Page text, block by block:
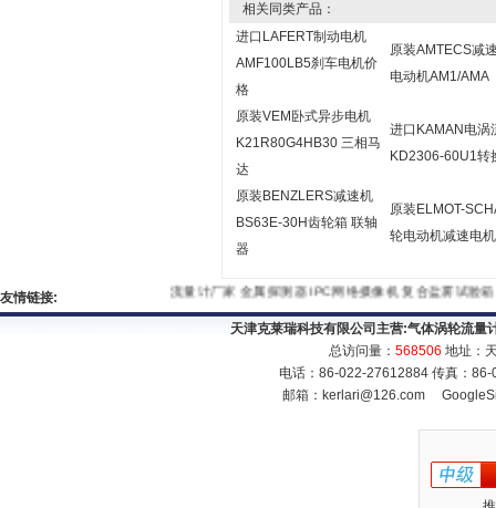
相关同类产品：
进口LAFERT制动电机
AMF100LB5刹车电机价
格
原装AMTECS减
电动机AM1/AMA
原装VEM卧式异步电机
K21R80G4HB30 三相马
达
进口KAMAN电涡
KD2306-60U1转
原装BENZLERS减速机
BS63E-30H齿轮箱 联轴
器
原装ELMOT-
轮电动机减速电
友情链接: 流量计厂家金属探测器IPC网络摄像机复合盐雾试验箱
天津克莱瑞科技有限公司主营:气体涡轮流量
总访问量： 568506 地址：
电话：86-022-27612884 传真：
邮箱： kerlari@126.com